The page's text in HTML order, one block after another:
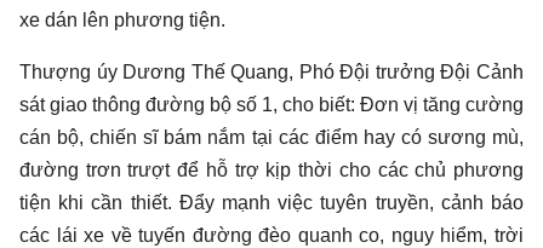
xe dán lên phương tiện.
Thượng úy Dương Thế Quang, Phó Đội trưởng Đội Cảnh
sát giao thông đường bộ số 1, cho biết: Đơn vị tăng cường
cán bộ, chiến sĩ bám nắm tại các điểm hay có sương mù,
đường trơn trượt để hỗ trợ kịp thời cho các chủ phương
tiện khi cần thiết. Đẩy mạnh việc tuyên truyền, cảnh báo
các lái xe về tuyến đường đèo quanh co, nguy hiểm, trời